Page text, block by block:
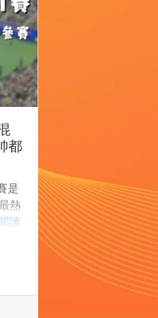
都
是
熱
讀